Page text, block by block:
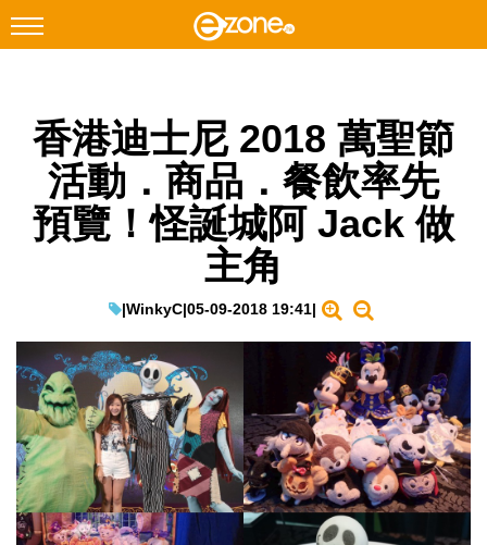
Facebook Instagram
科技焦點
網絡生活
EduTech
IT Times
生成式AI與雲端應用
Enterprise Digital Transformation
特集
香港迪士尼 2018 萬聖節
活動．商品．餐飲率先
預覽！怪誕城阿 Jack 做
主角
|WinkyC|05-09-2018 19:41|